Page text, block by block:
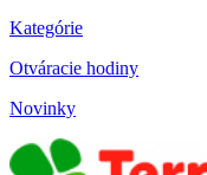
Kategórie
Otváracie hodiny
Novinky